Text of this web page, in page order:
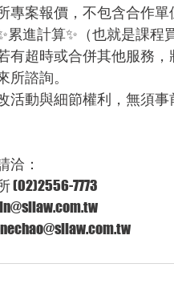
專案報價，不包含合作
累進計算✨（也就是課
有超時或合併其他服務
所諮詢。
活動與細節權利，無須
洽：
(02)2556-7773